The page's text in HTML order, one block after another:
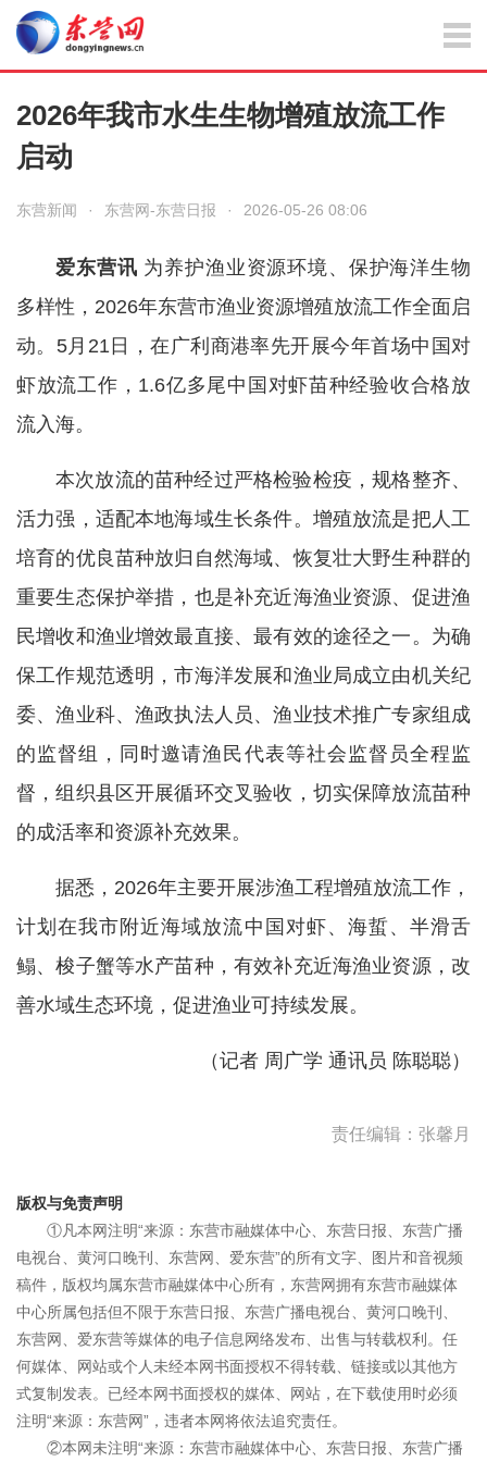
2026年我市水生生物增殖放流工作
启动
东营新闻 · 东营网-东营日报 · 2026-05-26 08:06
爱东营讯 为养护渔业资源环境、保护海洋生物
多样性，2026年东营市渔业资源增殖放流工作全面启
动。5月21日，在广利商港率先开展今年首场中国对
虾放流工作，1.6亿多尾中国对虾苗种经验收合格放
流入海。
本次放流的苗种经过严格检验检疫，规格整齐、
活力强，适配本地海域生长条件。增殖放流是把人工
培育的优良苗种放归自然海域、恢复壮大野生种群的
重要生态保护举措，也是补充近海渔业资源、促进渔
民增收和渔业增效最直接、最有效的途径之一。为确
保工作规范透明，市海洋发展和渔业局成立由机关纪
委、渔业科、渔政执法人员、渔业技术推广专家组成
的监督组，同时邀请渔民代表等社会监督员全程监
督，组织县区开展循环交叉验收，切实保障放流苗种
的成活率和资源补充效果。
据悉，2026年主要开展涉渔工程增殖放流工作，
计划在我市附近海域放流中国对虾、海蜇、半滑舌
鳎、梭子蟹等水产苗种，有效补充近海渔业资源，改
善水域生态环境，促进渔业可持续发展。
（记者 周广学 通讯员 陈聪聪）
责任编辑：张馨月
版权与免责声明
①凡本网注明“来源：东营市融媒体中心、东营日报、东营广播
电视台、黄河口晚刊、东营网、爱东营”的所有文字、图片和音视频
稿件，版权均属东营市融媒体中心所有，东营网拥有东营市融媒体
中心所属包括但不限于东营日报、东营广播电视台、黄河口晚刊、
东营网、爱东营等媒体的电子信息网络发布、出售与转载权利。任
何媒体、网站或个人未经本网书面授权不得转载、链接或以其他方
式复制发表。已经本网书面授权的媒体、网站，在下载使用时必须
注明“来源：东营网”，违者本网将依法追究责任。
②本网未注明“来源：东营市融媒体中心、东营日报、东营广播